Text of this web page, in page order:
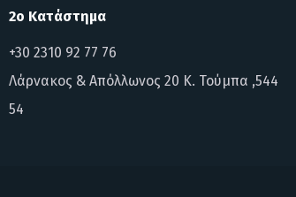
2ο Κατάστημα
+30 2310 92 77 76
Λάρνακος & Απόλλωνος 20 Κ. Τούμπα ,544
54